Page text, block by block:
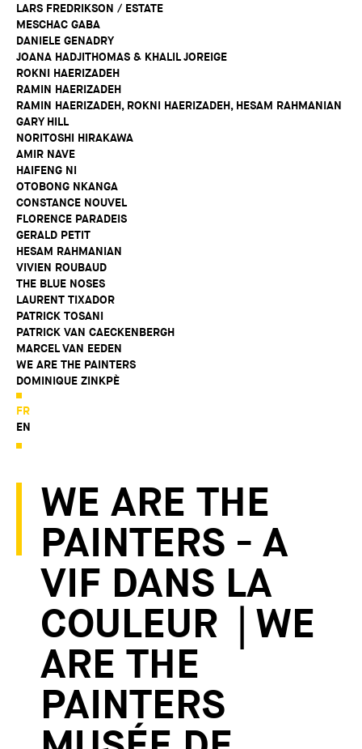
LARS FREDRIKSON / ESTATE
MESCHAC GABA
DANIELE GENADRY
JOANA HADJITHOMAS & KHALIL JOREIGE
ROKNI HAERIZADEH
RAMIN HAERIZADEH
RAMIN HAERIZADEH, ROKNI HAERIZADEH, HESAM RAHMANIAN
GARY HILL
NORITOSHI HIRAKAWA
AMIR NAVE
HAIFENG NI
OTOBONG NKANGA
CONSTANCE NOUVEL
FLORENCE PARADEIS
GERALD PETIT
HESAM RAHMANIAN
VIVIEN ROUBAUD
THE BLUE NOSES
LAURENT TIXADOR
PATRICK TOSANI
PATRICK VAN CAECKENBERGH
MARCEL VAN EEDEN
WE ARE THE PAINTERS
DOMINIQUE ZINKPÈ
FR
EN
WE ARE THE
PAINTERS - A
VIF DANS LA
COULEUR | WE
ARE THE
PAINTERS